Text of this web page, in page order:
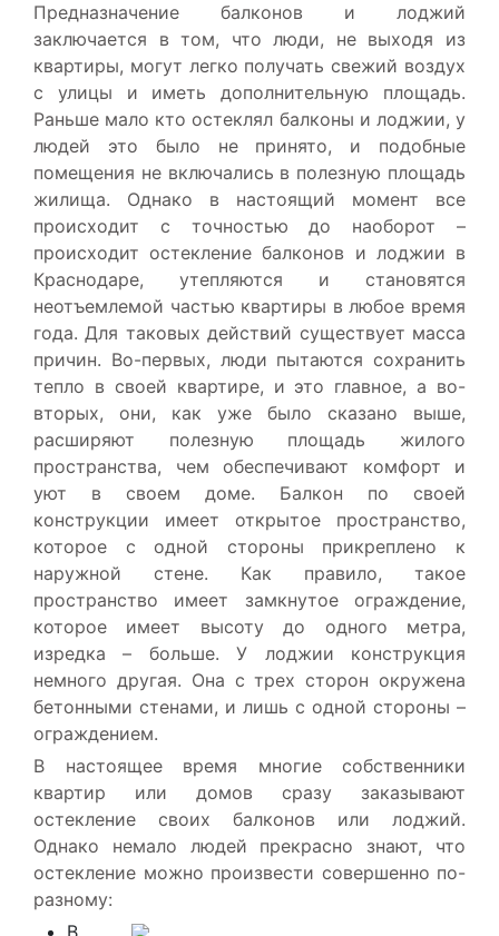
Предназначение балконов и лоджий
заключается в том, что люди, не выходя из
квартиры, могут легко получать свежий воздух
с улицы и иметь дополнительную площадь.
Раньше мало кто остеклял балконы и лоджии, у
людей это было не принято, и подобные
помещения не включались в полезную площадь
жилища. Однако в настоящий момент все
происходит с точностью до наоборот –
происходит остекление балконов и лоджии в
Краснодаре, утепляются и становятся
неотъемлемой частью квартиры в любое время
года. Для таковых действий существует масса
причин. Во-первых, люди пытаются сохранить
тепло в своей квартире, и это главное, а во-
вторых, они, как уже было сказано выше,
расширяют полезную площадь жилого
пространства, чем обеспечивают комфорт и
уют в своем доме. Балкон по своей
конструкции имеет открытое пространство,
которое с одной стороны прикреплено к
наружной стене. Как правило, такое
пространство имеет замкнутое ограждение,
которое имеет высоту до одного метра,
изредка – больше. У лоджии конструкция
немного другая. Она с трех сторон окружена
бетонными стенами, и лишь с одной стороны –
ограждением.
В настоящее время многие собственники
квартир или домов сразу заказывают
остекление своих балконов или лоджий.
Однако немало людей прекрасно знают, что
остекление можно произвести совершенно по-
разному: